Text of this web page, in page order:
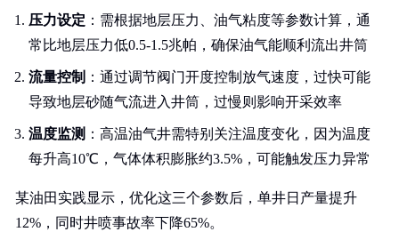
压力设定 ：需根据地层压力、油气粘度等参数计算，通
常比地层压力低0.5-1.5兆帕，确保油气能顺利流出井筒
流量控制 ：通过调节阀门开度控制放气速度，过快可能
导致地层砂随气流进入井筒，过慢则影响开采效率
温度监测 ：高温油气井需特别关注温度变化，因为温度
每升高10℃，气体体积膨胀约3.5%，可能触发压力异常
某油田实践显示，优化这三个参数后，单井日产量提升
12%，同时井喷事故率下降65%。